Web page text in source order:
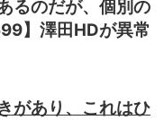
るのだが、個別の
】澤田HDが異常
があり、これはひ